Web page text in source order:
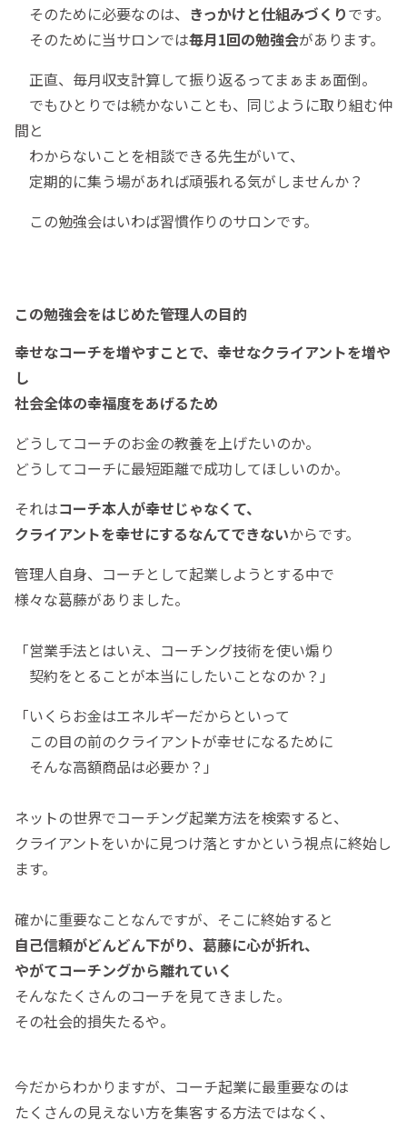
そのために必要なのは、 きっかけと仕組みづくりです。
そのために当サロンでは毎月1回の勉強会があります。
正直、毎月収支計算して振り返るってまぁまぁ面倒。
でもひとりでは続かないことも、同じように取り組む仲
間と
わからないことを相談できる先生がいて、
定期的に集う場があれば頑張れる気がしませんか？
この勉強会はいわば習慣作りのサロンです。
この勉強会をはじめた管理人の目的
幸せなコーチを増やすことで、幸せなクライアントを増や
し
社会全体の幸福度をあげるため
どうしてコーチのお金の教養を上げたいのか。
どうしてコーチに最短距離で成功してほしいのか。
それはコーチ本人が幸せじゃなくて、
クライアントを幸せにするなんてできないからです。
管理人自身、コーチとして起業しようとする中で
様々な葛藤がありました。
「営業手法とはいえ、コーチング技術を使い煽り
契約をとることが本当にしたいことなのか？」
「いくらお金はエネルギーだからといって
この目の前のクライアントが幸せになるために
そんな高額商品は必要か？」
ネットの世界でコーチング起業方法を検索すると、
クライアントをいかに見つけ落とすかという視点に終始し
ます。
確かに重要なことなんですが、そこに終始すると
自己信頼がどんどん下がり、葛藤に心が折れ、
やがてコーチングから離れていく
そんなたくさんのコーチを見てきました。
その社会的損失たるや。
今だからわかりますが、コーチ起業に最重要なのは
たくさんの見えない方を集客する方法ではなく、